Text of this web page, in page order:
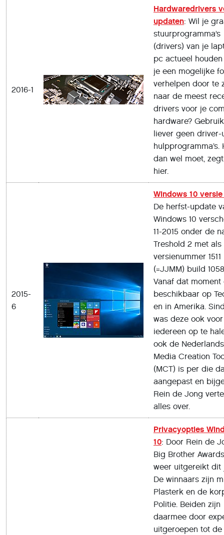
2016-1
Hardwaredrivers
updaten: Wil je
stuurprogramma’s
(drivers) van je
pc actueel
je een mogelijke
verhelpen door te
naar de meest
drivers voor je
hardware?
liever geen
hulpprogramma’s.
dan wel moet,
hier.
2015-
6
Windows 10 versie
De herfst-update
Windows 10
11-2015 onder de
Treshold 2 met als
versienummer 1511
(=JJMM) build
Vanaf dat moment
beschikbaar op
en in Amerika.
was deze ook voor
iedereen op te
ook de
Media Creation
(MCT) is per die
aangepast en
Rein de Jong
alles over.
Privacyopties
10: Door Rein de
Big Brother
weer uitgereikt dit
De winnaars zijn
Plasterk en de
Politie. Beiden zijn
daarmee door
uitgeroepen tot de